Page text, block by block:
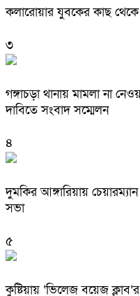
কলারোয়ার যুবকের কাছ
৩
গঙ্গাচড়া থানায় মামলা না
দাবিতে সংবাদ সম্মেলন
৪
দুমকির আঙ্গারিয়ায়
সভা
৫
কুষ্টিয়ায় ‘ভিলেজ বয়েজ